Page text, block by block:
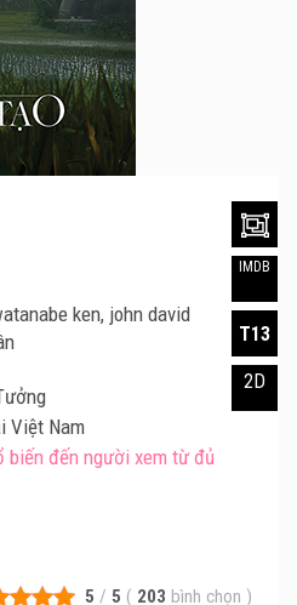
5 / 5 ( 203 bình chọn )
ken, john david
Việt Nam
biến đến người xem từ đủ
IMDB
T13
2D